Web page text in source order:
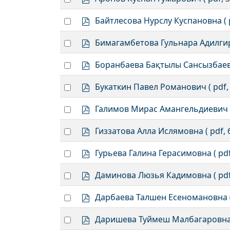
an
item
d
Select
an
item
p
d
Байтлесова Нурслу Куспановна (
Select
an
item
p
d
Бимагамбетова Гульнара
Select
an
item
p
d
Боранбаева Бақтылы
Select
an
item
p
d
Букаткин Павел Романович ( pdf,
Select
an
item
p
d
Галимов Мирас Амангельдиевич
Select
an
item
p
d
Гиззатова Алла Ислямовна ( pdf,
Select
an
item
p
d
Гурьева Галина Герасимовна (
Select
an
item
p
d
Даминова Люзья Кадимовна (
Select
an
item
p
d
Дарбаева Талшен Есеномановна
Select
p
d
Даришева Туймеш